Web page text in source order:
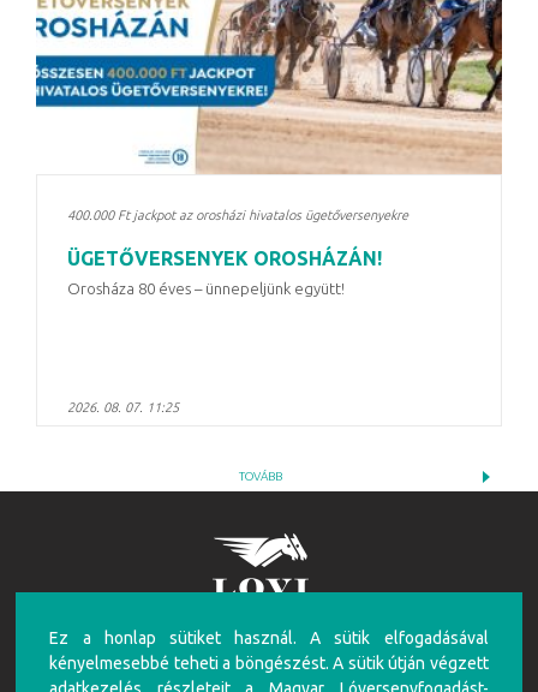
400.000 Ft jackpot az orosházi hivatalos ügetőversenyekre
ÜGETŐVERSENYEK OROSHÁZÁN!
Orosháza 80 éves – ünnepeljünk együtt!
2026. 08. 07. 11:25
TOVÁBB
FIGYELEM!
A túlzásba vitt szerencsejáték ártalmas, mentálhigiénés problémákat, illetve függőséget
Ez a honlap sütiket használ. A sütik elfogadásával
kényelmesebbé teheti a böngészést. A sütik útján végzett